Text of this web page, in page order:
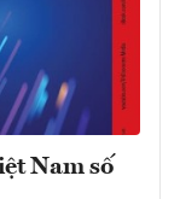
Nam số